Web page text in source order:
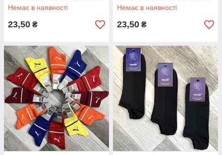
25, асорті, 04923
Немає в наявності
23,50 ₴
27, асорті, 04907
Немає в наявності
23,50 ₴